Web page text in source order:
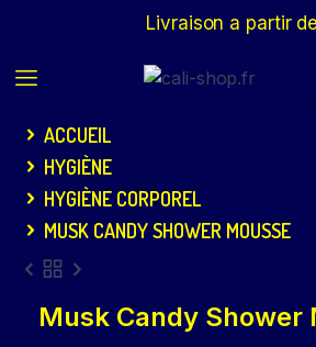
Livraison a partir de
ACCUEIL
HYGIÈNE
HYGIÈNE CORPOREL
MUSK CANDY SHOWER MOUSSE
Musk Candy Shower